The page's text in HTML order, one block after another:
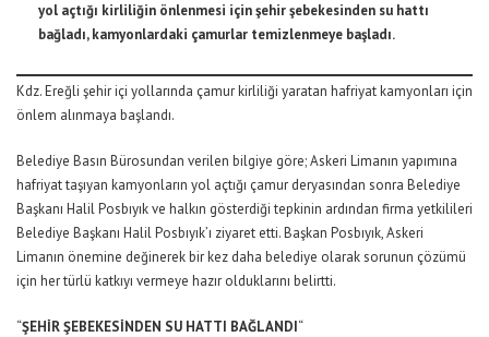
yol açtığı kirliliğin önlenmesi için şehir şebekesinden su hattı
bağladı, kamyonlardaki çamurlar temizlenmeye başladı.
Kdz. Ereğli şehir içi yollarında çamur kirliliği yaratan hafriyat kamyonları için
önlem alınmaya başlandı.
Belediye Basın Bürosundan verilen bilgiye göre; Askeri Limanın yapımına
hafriyat taşıyan kamyonların yol açtığı çamur deryasından sonra Belediye
Başkanı Halil Posbıyık ve halkın gösterdiği tepkinin ardından firma yetkilileri
Belediye Başkanı Halil Posbıyık’ı ziyaret etti. Başkan Posbıyık, Askeri
Limanın önemine değinerek bir kez daha belediye olarak sorunun çözümü
için her türlü katkıyı vermeye hazır olduklarını belirtti.
“ŞEHİR ŞEBEKESİNDEN SU HATTI BAĞLANDI“